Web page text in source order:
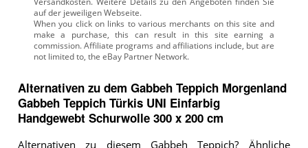
auf der jeweiligen Webseite.
Alternativen zu dem Gabbeh Teppich Morgenland
Gabbeh Teppich Türkis UNI Einfarbig
Handgewebt Schurwolle 300 x 200 cm
Alternativen zu diesem Gabbeh Teppich? Ähnliche